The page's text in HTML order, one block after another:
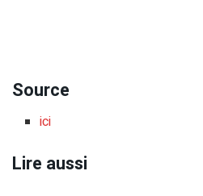
Source
ici
Lire aussi